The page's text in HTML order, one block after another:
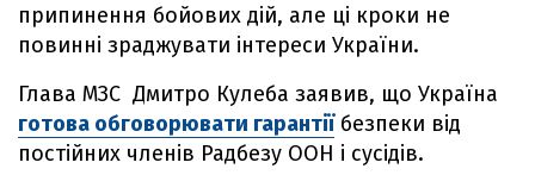
припинення бойових дій, але ці кроки не
повинні зраджувати інтереси України.
Глава МЗС Дмитро Кулеба заявив, що Україна
готова обговорювати гарантіїбезпеки від
постійних членів Радбезу ООН і сусідів.